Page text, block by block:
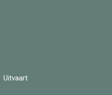
Uitvaart